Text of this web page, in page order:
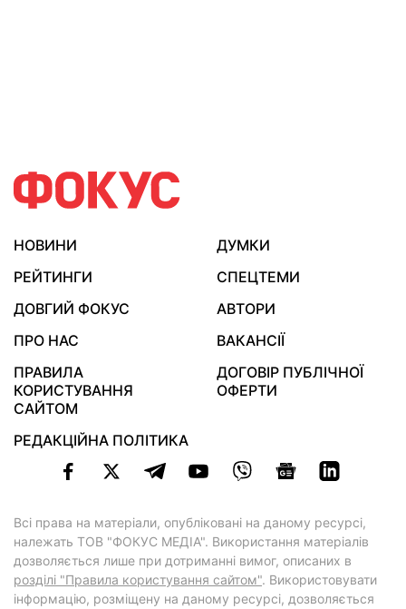
НОВИНИ
ДУМКИ
РЕЙТИНГИ
СПЕЦТЕМИ
ДОВГИЙ ФОКУС
АВТОРИ
ПРО НАС
ВАКАНСІЇ
ПРАВИЛА
КОРИСТУВАННЯ
САЙТОМ
ДОГОВІР ПУБЛІЧНОЇ
ОФЕРТИ
РЕДАКЦІЙНА ПОЛІТИКА
Всі права на матеріали, опубліковані на даному ресурсі,
належать ТОВ "ФОКУС МЕДІА". Використання матеріалів
дозволяється лише при дотриманні вимог, описаних в
розділі "Правила користування сайтом". Використовувати
інформацію, розміщену на даному ресурсі, дозволяється